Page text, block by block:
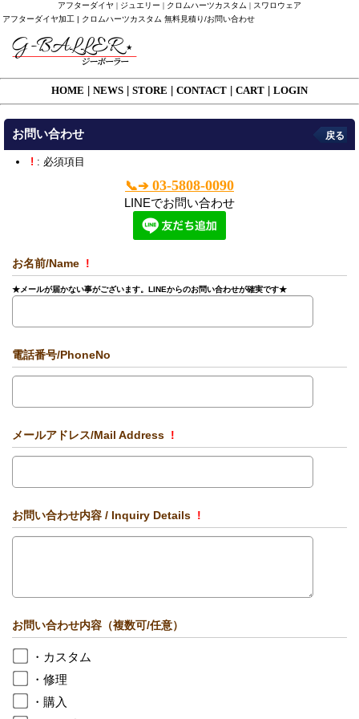
アフターダイヤ | ジュエリー | クロムハーツカスタム | スワロウェア
アフターダイヤ加工 | クロムハーツカスタム 無料見積り/お問い合わせ
HOME NEWS STORE CONTACT CART LOGIN
お問い合わせ 戻る
! : 必須項目
📞➔03-5808-0090
LINEでお問い合わせ
お名前/Name !
★メールが届かない事がございます。LINEからのお問い合わせが確実です★
電話番号/PhoneNo
メールアドレス/Mail Address !
お問い合わせ内容 / Inquiry Details !
お問い合わせ内容（複数可/任意）
・カスタム
・修理
・購入